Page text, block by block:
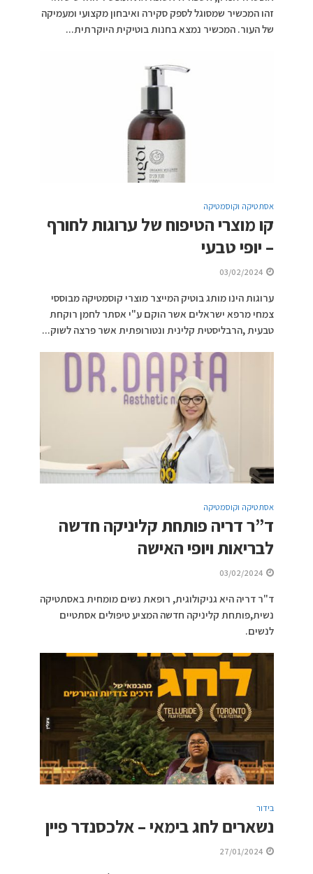
זהו המכשיר שמסוגל לספק סקירה ואיבחון מקצועי ומעמיקה
של העור. המכשיר נמצא בחנות בוטיקית היוקרתית...
אסתטיקה וקוסמטיקה
קו מוצרי הטיפוח של ערוגות לחורף
– יופי טבעי
03/02/2024
ערוגות הינו מותג בוטיק המייצר מוצרי קוסמטיקה מבוססי
צמחי מרפא ישראלים אשר הוקם ע"י אסתר לחמן רוקחת
טבעית ,הרבליסטית קלינית ונטורופתית אשר פרצה לשוק...
אסתטיקה וקוסמטיקה
ד”ר דריה פותחת קליניקה חדשה
לבריאות ויופי האישה
03/02/2024
ד"ר דריה היא גניקולוגית, רופאת נשים מומחית באסתטיקה
נשית,פותחת קליניקה חדשה המציע טיפולים אסתטיים
לנשים.
בידור
נשארים לחג בימאי – אלכסנדר פיין
27/01/2024